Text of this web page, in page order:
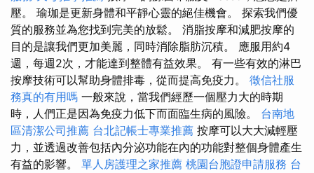
壓。 瑜珈是更新身體和平靜心靈的絕佳機會。 探索我們優
質的服務並為您找到完美的放鬆。 消脂按摩和減肥按摩的
目的是讓我們更加美麗，同時消除脂肪沉積。 應服用約4
週，每週2次，才能達到整體有益效果。 有一些有效的淋巴
按摩技術可以幫助身體排毒，從而提高免疫力。 徵信社服
務真的有用嗎 一般來說，當我們經歷一個壓力大的時期
時，人們正是因為免疫力低下而面臨生病的風險。 台南地
區清潔公司推薦 台北記帳士專業推薦 按摩可以大大減輕壓
力，並透過改善包括內分泌功能在內的功能對整個身體產生
有益的影響。 單人房護理之家推薦 桃園台胞證申請服務 台